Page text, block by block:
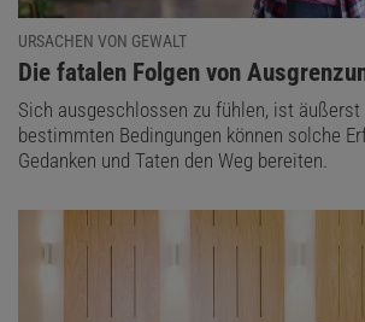
URSACHEN VON GEWALT
:
Die fatalen Folgen von
Sich ausgeschlossen zu fühlen, ist
bestimmten Bedingungen können solche
Gedanken und Taten den Weg bereiten.